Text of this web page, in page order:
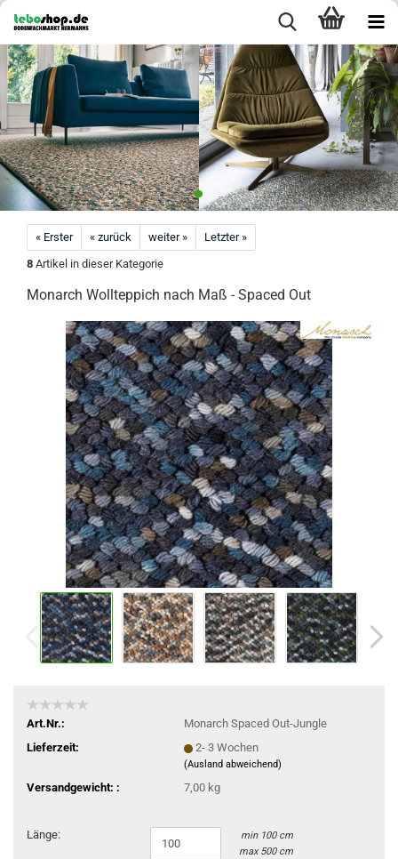
« Erster « zurück weiter »
Letzter »
8 Artikel in dieser Kategorie
Monarch Wollteppich nach Maß - Spaced Out
Art.Nr.:
Monarch Spaced Out-Jungle
Lieferzeit:
2- 3 Wochen
(Ausland abweichend)
Versandgewicht: : 7,00 kg
Länge:
min 100 cm
max 500 cm